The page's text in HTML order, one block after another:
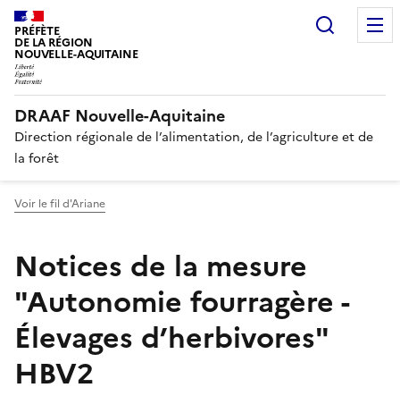
PRÉFÈTE
DE LA RÉGION
NOUVELLE-AQUITAINE
DRAAF Nouvelle-Aquitaine
Direction régionale de l’alimentation, de l’agriculture et de
la forêt
Voir le fil d'Ariane
Notices de la mesure
"Autonomie fourragère -
Élevages d’herbivores"
HBV2